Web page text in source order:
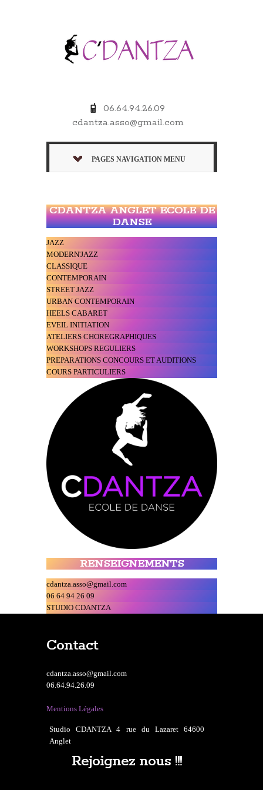
06.64.94.26.09
cdantza.asso@gmail.com
PAGES NAVIGATION MENU
CDANTZA ANGLET ECOLE DE
DANSE
JAZZ
MODERN'JAZZ
CLASSIQUE
CONTEMPORAIN
STREET JAZZ
URBAN CONTEMPORAIN
HEELS CABARET
EVEIL INITIATION
ATELIERS CHOREGRAPHIQUES
WORKSHOPS REGULIERS
PREPARATIONS CONCOURS ET AUDITIONS
COURS PARTICULIERS
RENSEIGNEMENTS
cdantza.asso@gmail.com
06 64 94 26 09
STUDIO CDANTZA
Contact
cdantza.asso@gmail.com
06.64.94.26.09
Mentions Légales
Studio CDANTZA 4 rue du Lazaret 64600
Anglet
Rejoignez nous !!!